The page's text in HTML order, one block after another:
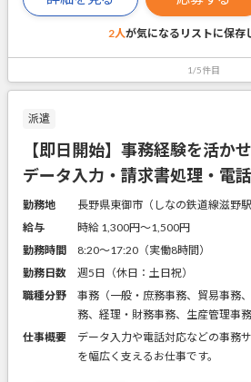
2人が気になるリストに保存
1/5件目
派遣
【即日開始】事務経験を活か
データ入力・請求書処理・電
勤務地
長野県東御市（しなの鉄道線滋野
給与
時給 1,300円〜1,500円
勤務時間
8:20～17:20（実働8時間）
勤務日数
週5日（休日：土日祝）
職種分野
事務（一般・庶務事務、貿易事務
務、経理・財務事務、生産管理事務
仕事概要
データ入力や電話対応などの事務
を幅広く支えるお仕事です。